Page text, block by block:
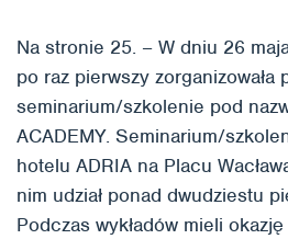
Na stronie 25. – W dniu 26
po raz pierwszy zorganizowała
seminarium/szkolenie pod
ACADEMY. Seminarium/
hotelu ADRIA na Placu
nim udział ponad dwudziestu
Podczas wykładów mieli